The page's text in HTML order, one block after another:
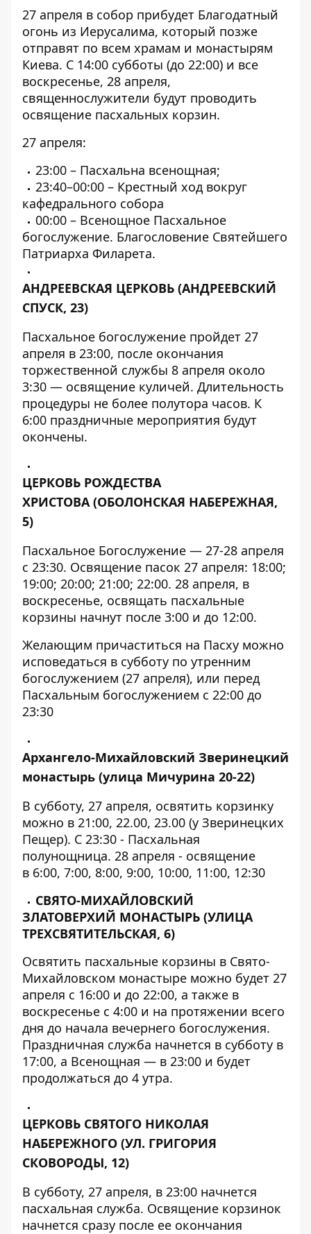
27 апреля в собор прибудет Благодатный
огонь из Иерусалима, который позже
отправят по всем храмам и монастырям
Киева. С 14:00 субботы (до 22:00) и все
воскресенье, 28 апреля,
священнослужители будут проводить
освящение пасхальных корзин.
27 апреля:
23:00 – Пасхальна всенощная;
23:40–00:00 – Крестный ход вокруг
кафедрального собора
00:00 – Всенощное Пасхальное
богослужение. Благословение Святейшего
Патриарха Филарета.
АНДРЕЕВСКАЯ ЦЕРКОВЬ (АНДРЕЕВСКИЙ
СПУСК, 23)
Пасхальное богослужение пройдет 27
апреля в 23:00, после окончания
торжественной службы 8 апреля около
3:30 — освящение куличей. Длительность
процедуры не более полутора часов. К
6:00 праздничные мероприятия будут
окончены.
ЦЕРКОВЬ РОЖДЕСТВА
ХРИСТОВА(ОБОЛОНСКАЯ НАБЕРЕЖНАЯ,
5)
Пасхальное Богослужение — 27-28 апреля
с 23:30. Освящение пасок 27 апреля: 18:00;
19:00; 20:00; 21:00; 22:00. 28 апреля, в
воскресенье, освящать пасхальные
корзины начнут после 3:00 и до 12:00.
Желающим причаститься на Пасху можно
исповедаться в субботу по утренним
богослужением (27 апреля), или перед
Пасхальным богослужением с 22:00 до
23:30
Архангело-Михайловский Зверинецкий
монастырь (улица Мичурина 20-22)
В субботу, 27 апреля, освятить корзинку
можно в 21:00, 22.00, 23.00 (у Зверинецких
Пещер). С 23:30 - Пасхальная
полунощница. 28 апреля - освящение
в 6:00, 7:00, 8:00, 9:00, 10:00, 11:00, 12:30
СВЯТО-МИХАЙЛОВСКИЙ
ЗЛАТОВЕРХИЙ МОНАСТЫРЬ (УЛИЦА
ТРЕХСВЯТИТЕЛЬСКАЯ, 6)
Освятить пасхальные корзины в Свято-
Михайловском монастыре можно будет 27
апреля с 16:00 и до 22:00, а также в
воскресенье с 4:00 и на протяжении всего
дня до начала вечернего богослужения.
Праздничная служба начнется в субботу в
17:00, а Всенощная — в 23:00 и будет
продолжаться до 4 утра.
ЦЕРКОВЬ СВЯТОГО НИКОЛАЯ
НАБЕРЕЖНОГО (УЛ. ГРИГОРИЯ
СКОВОРОДЫ, 12)
В субботу, 27 апреля, в 23:00 начнется
пасхальная служба. Освящение корзинок
начнется сразу после ее окончания